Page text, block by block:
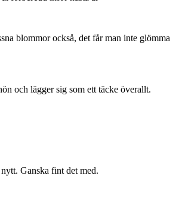
blommor också, det får man inte glömma
och lägger sig som ett täcke överallt.
Ganska fint det med.